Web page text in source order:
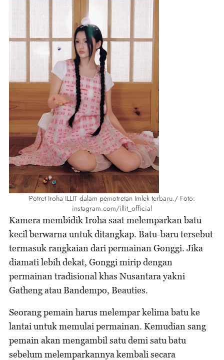
Potret Iroha ILLIT dalam pemotretan Imlek terbaru./ Foto:
instagram.com/illit_official
Kamera membidik Iroha saat melemparkan batu
kecil berwarna untuk ditangkap. Batu-baru tersebut
termasuk rangkaian dari permainan Gonggi. Jika
diamati lebih dekat, Gonggi mirip dengan
permainan tradisional khas Nusantara yakni
Gatheng atau Bandempo, Beauties.
Seorang pemain harus melempar kelima batu ke
lantai untuk memulai permainan. Kemudian sang
pemain akan mengambil satu demi satu batu
sebelum melemparkannya kembali secara